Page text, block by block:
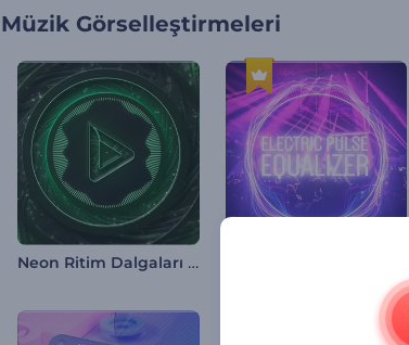
Müzik Görselleştirmeleri
Neon Ritim Dalgaları Görselleştirici